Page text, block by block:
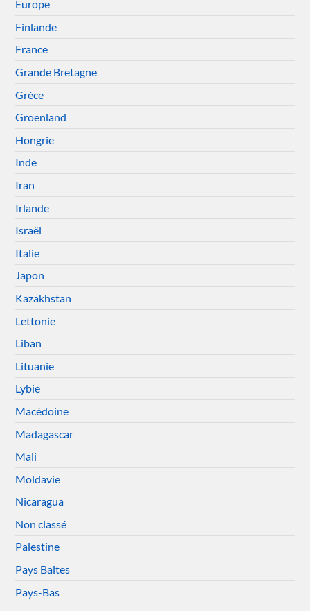
Europe
Finlande
France
Grande Bretagne
Grèce
Groenland
Hongrie
Inde
Iran
Irlande
Israël
Italie
Japon
Kazakhstan
Lettonie
Liban
Lituanie
Lybie
Macédoine
Madagascar
Mali
Moldavie
Nicaragua
Non classé
Palestine
Pays Baltes
Pays-Bas